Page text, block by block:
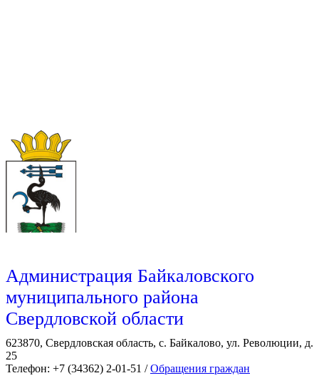
Администрация Байкаловского
муниципального района
Свердловской области
623870, Свердловская область, с. Байкалово, ул. Революции, д.
25
Телефон: +7 (34362) 2-01-51 /Обращения граждан